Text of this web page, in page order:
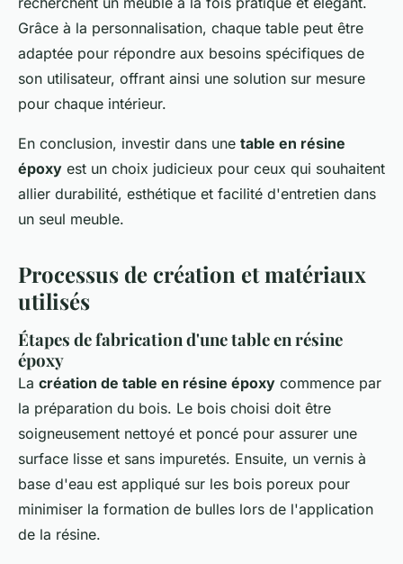
Grâce à la personnalisation, chaque table peut être
adaptée pour répondre aux besoins spécifiques de
son utilisateur, offrant ainsi une solution sur mesure
pour chaque intérieur.
En conclusion, investir dans une table en résine
époxy est un choix judicieux pour ceux qui souhaitent
allier durabilité, esthétique et facilité d'entretien dans
un seul meuble.
Processus de création et matériaux
utilisés
Étapes de fabrication d'une table en résine
époxy
La création de table en résine époxy commence par
la préparation du bois. Le bois choisi doit être
soigneusement nettoyé et poncé pour assurer une
surface lisse et sans impuretés. Ensuite, un vernis à
base d'eau est appliqué sur les bois poreux pour
minimiser la formation de bulles lors de l'application
de la résine.